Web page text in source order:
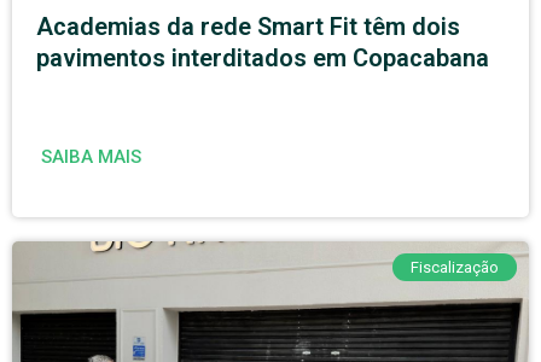
Academias da rede Smart Fit têm dois
pavimentos interditados em Copacabana
SAIBA MAIS
Fiscalização